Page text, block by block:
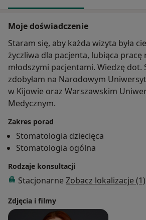
Moje doświadczenie
Staram się, aby każda wizyta była
życzliwa dla pacjenta, lubiąca pracę
młodszymi pacjentami. Wiedzę
zdobyłam na Narodowym
w Kijowie oraz Warszawskim
Medycznym.
Zakres porad
Stomatologia dziecięca
Stomatologia ogólna
Rodzaje konsultacji
Stacjonarne Zobacz lokalizacje (1)
Zdjęcia i filmy